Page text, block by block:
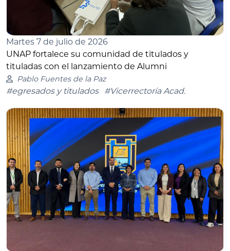
Martes 7 de julio de 2026
UNAP fortalece su comunidad de titulados y
tituladas con el lanzamiento de Alumni
Pablo Fuentes de la Paz
#egresados y titulados #Vicerrectoría Acad.